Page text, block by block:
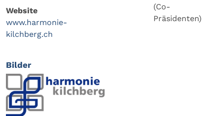
Website
www.harmonie-
kilchberg.ch
(Co-
Präsidenten)
Bilder